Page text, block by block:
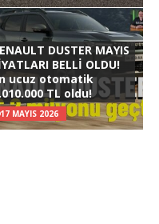
DUSTER MAYIS
BELLİ OLDU!
ucuz otomatik
TL oldu!
17 MAYIS 2026